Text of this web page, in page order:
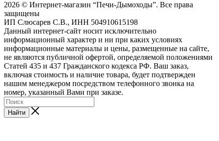
2026 © Интернет-магазин “Печи-Дымоходы”. Все права
защищены
ИП Слюсарев С.В., ИНН 504910615198
Данный интернет-сайт носит исключительно
информационный характер и ни при каких условиях
информационные материалы и цены, размещенные на сайте,
не являются публичной офертой, определяемой положениями
Статей 435 и 437 Гражданского кодекса РФ. Ваш заказ,
включая стоимость и наличие товара, будет подтвержден
нашим менеджером посредством телефонного звонка на
номер, указанный Вами при заказе.
Найти